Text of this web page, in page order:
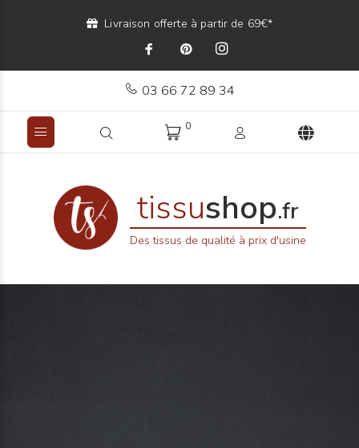
Livraison offerte à partir de 69€*
03 66 72 89 34
0
tissushop.fr
Des tissus de qualité à prix d'usine